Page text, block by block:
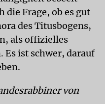
die Frage, ob es gut
des Titusbogens,
als offizielles
Es ist schwer, darauf
von